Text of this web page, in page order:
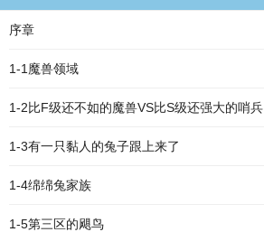
序章
1-1魔兽领域
1-2比F级还不如的魔兽VS比S级还强大的哨兵
1-3有一只黏人的兔子跟上来了
1-4绵绵兔家族
1-5第三区的飓鸟